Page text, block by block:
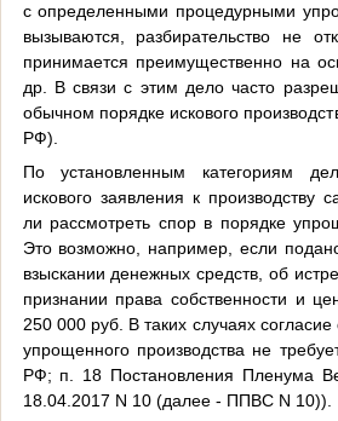
с определенными процедурными
вызываются, разбирательство не
принимается преимущественно на
др. В связи с этим дело часто
обычном порядке искового
РФ).
По установленным категориям
искового заявления к производству
ли рассмотреть спор в порядке
Это возможно, например, если
взыскании денежных средств, об
признании права собственности и
250 000 руб. В таких случаях
упрощенного производства не
РФ; п. 18 Постановления Пленума
18.04.2017 N 10 (далее - ППВС N 10)).